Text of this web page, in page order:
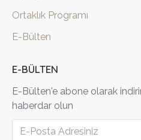
Ortaklık Programı
E-Bülten
E-BÜLTEN
E-Bülten'e abone olarak
haberdar olun